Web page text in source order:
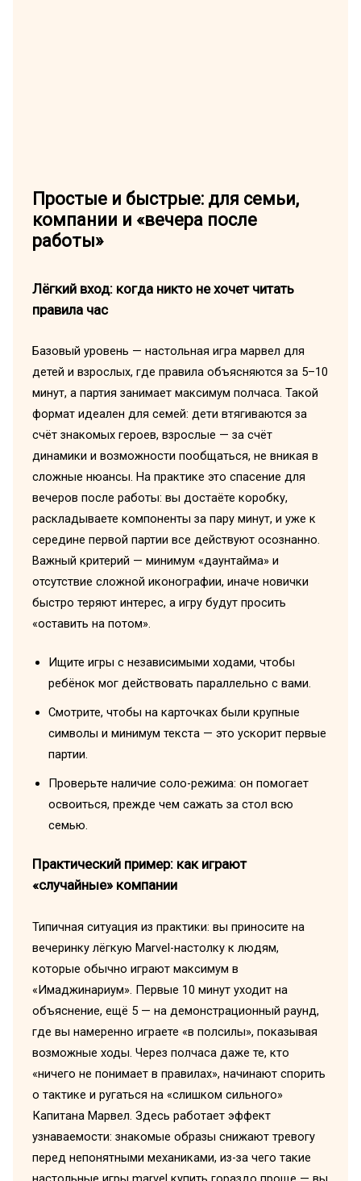
Простые и быстрые: для семьи,
компании и «вечера после
работы»
Лёгкий вход: когда никто не хочет читать
правила час
Базовый уровень — настольная игра марвел для
детей и взрослых, где правила объясняются за 5–10
минут, а партия занимает максимум полчаса. Такой
формат идеален для семей: дети втягиваются за
счёт знакомых героев, взрослые — за счёт
динамики и возможности пообщаться, не вникая в
сложные нюансы. На практике это спасение для
вечеров после работы: вы достаёте коробку,
раскладываете компоненты за пару минут, и уже к
середине первой партии все действуют осознанно.
Важный критерий — минимум «даунтайма» и
отсутствие сложной иконографии, иначе новички
быстро теряют интерес, а игру будут просить
«оставить на потом».
Ищите игры с независимыми ходами, чтобы
ребёнок мог действовать параллельно с вами.
Смотрите, чтобы на карточках были крупные
символы и минимум текста — это ускорит первые
партии.
Проверьте наличие соло-режима: он помогает
освоиться, прежде чем сажать за стол всю
семью.
Практический пример: как играют
«случайные» компании
Типичная ситуация из практики: вы приносите на
вечеринку лёгкую Marvel-настолку к людям,
которые обычно играют максимум в
«Имаджинариум». Первые 10 минут уходит на
объяснение, ещё 5 — на демонстрационный раунд,
где вы намеренно играете «в полсилы», показывая
возможные ходы. Через полчаса даже те, кто
«ничего не понимает в правилах», начинают спорить
о тактике и ругаться на «слишком сильного»
Капитана Марвел. Здесь работает эффект
узнаваемости: знакомые образы снижают тревогу
перед непонятными механиками, из-за чего такие